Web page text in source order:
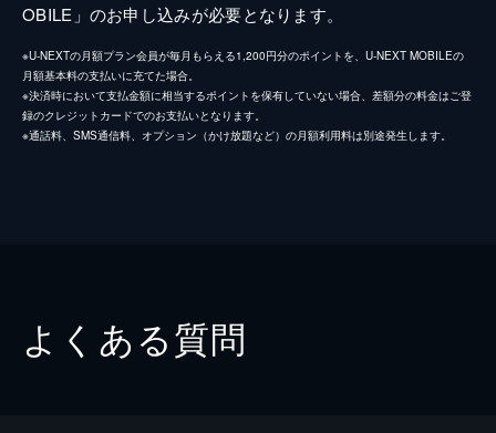
OBILE」のお申し込みが必要となります。
※U-NEXTの月額プラン会員が毎月もらえる1,200円分のポイントを、U-NEXT MOBILEの
月額基本料の支払いに充てた場合。
※決済時において支払金額に相当するポイントを保有していない場合、差額分の料金はご登
録のクレジットカードでのお支払いとなります。
※通話料、SMS通信料、オプション（かけ放題など）の月額利用料は別途発生します。
よくある質問